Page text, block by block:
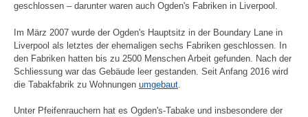
geschlossen – darunter waren auch Ogden's Fabriken in Liverpool.
Im März 2007 wurde der Ogden's Hauptsitz in der Boundary Lane in
Liverpool als letztes der ehemaligen sechs Fabriken geschlossen. In
den Fabriken hatten bis zu 2500 Menschen Arbeit gefunden. Nach der
Schliessung war das Gebäude leer gestanden. Seit Anfang 2016 wird
die Tabakfabrik zu Wohnungen umgebaut
Unter Pfeifenrauchern hat es Ogden's-Tabake und insbesondere der